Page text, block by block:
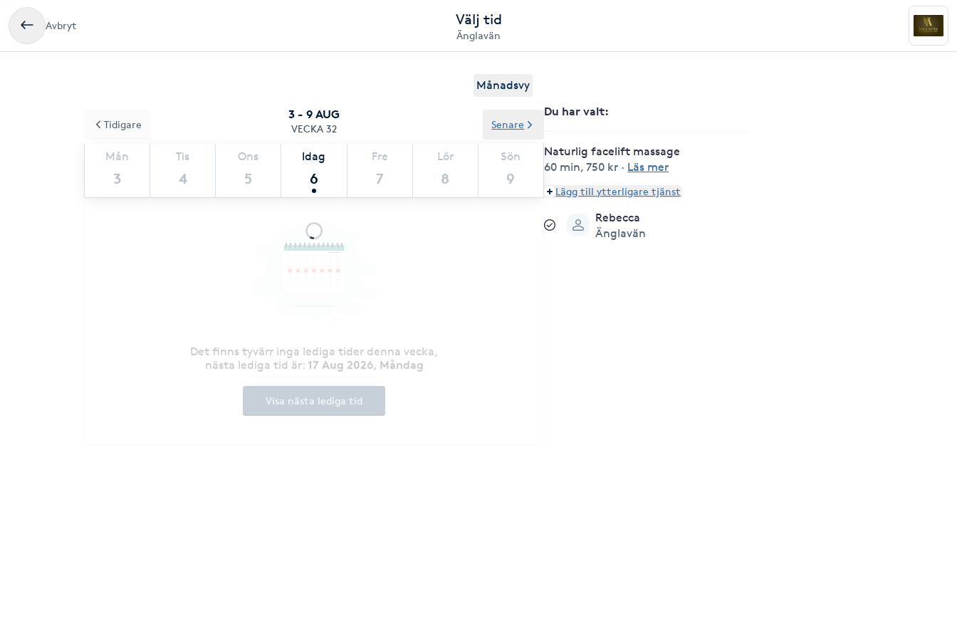
Avbryt Välj tid
Änglavän
Månadsvy
3 - 9 AUG
VECKA 32
Mån
3
Tis
4
Ons
5
Idag
6
Fre
7
Lör
8
Sön
9
Tidigare Senare
Det finns tyvärr inga lediga tider denna vecka,
nästa lediga tid är: 17 Aug 2026, Måndag
Visa nästa lediga tid
Du har valt:
Naturlig facelift massage
60 min,750 kr · Läs mer
Lägg till ytterligare tjänst
Rebecca
Änglavän